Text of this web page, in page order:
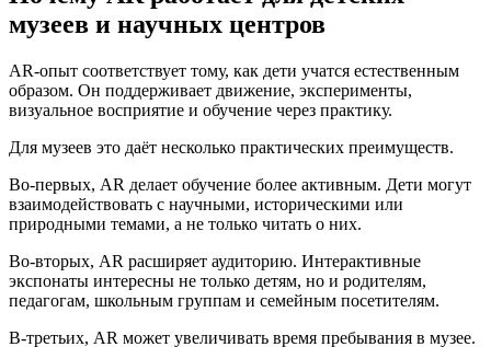
музеев и научных центров
AR-опыт соответствует тому, как дети учатся естественным
образом. Он поддерживает движение, эксперименты,
визуальное восприятие и обучение через практику.
Для музеев это даёт несколько практических преимуществ.
Во-первых, AR делает обучение более активным. Дети могут
взаимодействовать с научными, историческими или
природными темами, а не только читать о них.
Во-вторых, AR расширяет аудиторию. Интерактивные
экспонаты интересны не только детям, но и родителям,
педагогам, школьным группам и семейным посетителям.
В-третьих, AR может увеличивать время пребывания в музее.